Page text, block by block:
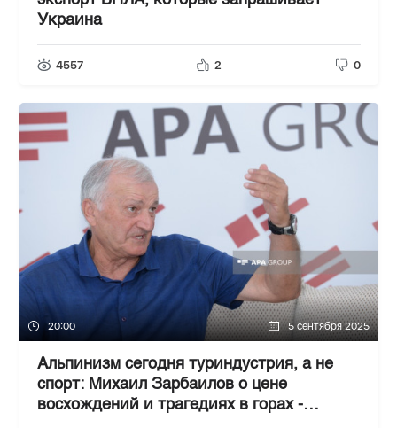
Украина
4557 2 0
20:00 5 сентября 2025
Альпинизм сегодня туриндустрия, а не
спорт: Михаил Зарбаилов о цене
восхождений и трагедиях в горах -